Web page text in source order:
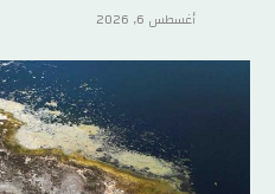
أغسطس 6, 2026